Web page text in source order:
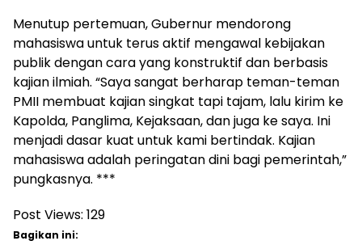
Menutup pertemuan, Gubernur mendorong
mahasiswa untuk terus aktif mengawal kebijakan
publik dengan cara yang konstruktif dan berbasis
kajian ilmiah. “Saya sangat berharap teman-teman
PMII membuat kajian singkat tapi tajam, lalu kirim ke
Kapolda, Panglima, Kejaksaan, dan juga ke saya. Ini
menjadi dasar kuat untuk kami bertindak. Kajian
mahasiswa adalah peringatan dini bagi pemerintah,”
pungkasnya. ***
Post Views: 129
Bagikan ini: